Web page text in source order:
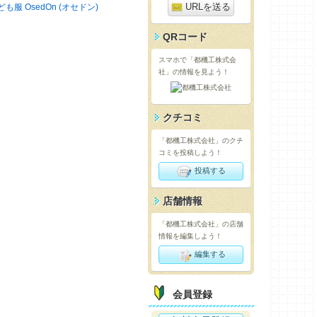
も服 OsedOn (オセドン) URLを送る
QRコード
スマホで「都機工株式会
社」の情報を見よう！
クチコミ
「都機工株式会社」のクチ
コミを投稿しよう！
投稿する
店舗情報
「都機工株式会社」の店舗
情報を編集しよう！
編集する
会員登録